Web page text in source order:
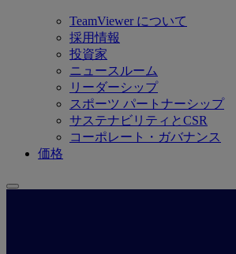
TeamViewer について
採用情報
投資家
ニュースルーム
リーダーシップ
スポーツ パートナーシップ
サステナビリティとCSR
コーポレート・ガバナンス
価格